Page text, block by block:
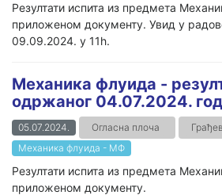
Резултати испита из предмета
приложеном документу. Увид у
09.09.2024. у 11h.
Механика флуида -
одржаног 04.07.2024.
05.07.2024. Огласна плоча
Механика флуида - МФ
Резултати испита из предмета
приложеном документу.